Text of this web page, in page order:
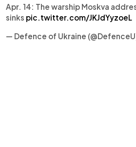
Apr. 14: The warship Moskva
sinks pic.twitter.com/JKJdYyzoeL
— Defence of Ukraine